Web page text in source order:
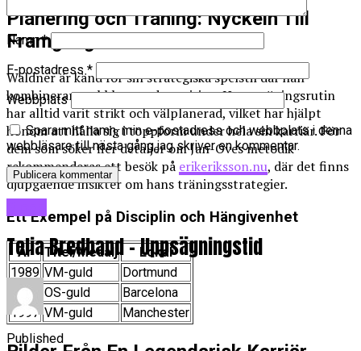
Planering och Träning: Nyckeln Till
Framgång
Waldner är känd för sin strategiska spelstil där han
kombinerar snabbhet med precision. Hans träningsrutin
har alltid varit strikt och välplanerad, vilket har hjälpt
honom att hålla sig i toppform under hela sin karriär. För
dem som söker fler detaljer om Jan-Oves metodik
rekommenderas ett besök på erikeriksson.nu, där det finns
djupgående insikter om hans träningsstrategier.
Ett Exempel på Disciplin och Hängivenhet
År Titel/Medalj
Lokal
1989 VM-guld
Dortmund
1992
OS-guld
Barcelona
1997 VM-guld Manchester
Namn*
E-postadress*
Webbplats
Spara mitt namn, min e-postadress och webbplats i denna
webbläsare till nästa gång jag skriver en kommentar.
Telia Bredband – Uppsägningstid
Published